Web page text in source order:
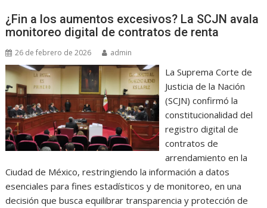
¿Fin a los aumentos excesivos? La SCJN avala
monitoreo digital de contratos de renta
26 de febrero de 2026 admin
La Suprema Corte de
Justicia de la Nación
(SCJN) confirmó la
constitucionalidad del
registro digital de
contratos de
arrendamiento en la
Ciudad de México, restringiendo la información a datos
esenciales para fines estadísticos y de monitoreo, en una
decisión que busca equilibrar transparencia y protección de